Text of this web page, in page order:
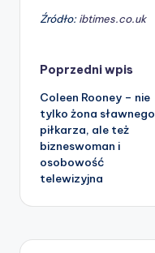
Źródło:ibtimes.co.uk
Nawigacja
Poprzedni wpis
Coleen Rooney – nie
tylko żona sławnego
piłkarza, ale też
bizneswoman i
osobowość
telewizyjna